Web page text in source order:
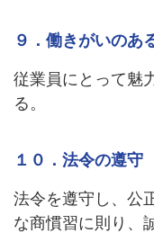
９．働きがいのあ
従業員にとって魅
る。
１０．法令の遵守
法令を遵守し、公
な商慣習に則り、